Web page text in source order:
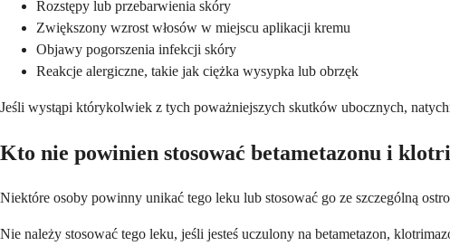
Rozstępy lub przebarwienia skóry
Zwiększony wzrost włosów w miejscu aplikacji kremu
Objawy pogorszenia infekcji skóry
Reakcje alergiczne, takie jak ciężka wysypka lub obrzęk
Jeśli wystąpi którykolwiek z tych poważniejszych skutków ubocznych,
Kto nie powinien stosować betametazonu i
Niektóre osoby powinny unikać tego leku lub stosować go ze szczególną
Nie należy stosować tego leku, jeśli jesteś uczulony na betametazon,